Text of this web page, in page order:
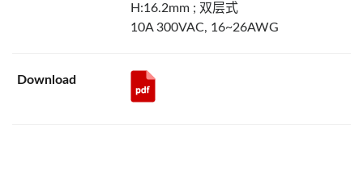
H:16.2mm ; 双层式
10A 300VAC, 16~26AWG